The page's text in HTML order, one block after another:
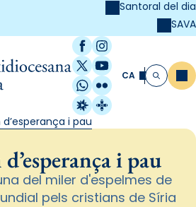
Santoral del dia
SAVA
Facebook
Instagram
X / Twitter
YouTube
WhatsApp
Flickr
Radio Estel
Catalunya
CA Cerca
i pau
i pau
del miler d'espelmes de
pels cristians de Síria